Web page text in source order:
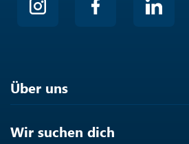
Über uns
Wir suchen dich